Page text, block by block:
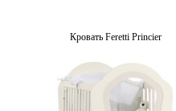
Кровать Feretti Princier